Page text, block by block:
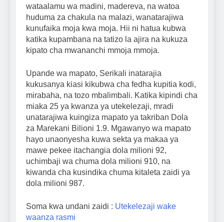
wataalamu wa madini, madereva, na watoa
huduma za chakula na malazi, wanatarajiwa
kunufaika moja kwa moja. Hii ni hatua kubwa
katika kupambana na tatizo la ajira na kukuza
kipato cha mwananchi mmoja mmoja.
Upande wa mapato, Serikali inatarajia
kukusanya kiasi kikubwa cha fedha kupitia kodi,
mirabaha, na tozo mbalimbali. Katika kipindi cha
miaka 25 ya kwanza ya utekelezaji, mradi
unatarajiwa kuingiza mapato ya takriban Dola
za Marekani Bilioni 1.9. Mgawanyo wa mapato
hayo unaonyesha kuwa sekta ya makaa ya
mawe pekee itachangia dola milioni 92,
uchimbaji wa chuma dola milioni 910, na
kiwanda cha kusindika chuma kitaleta zaidi ya
dola milioni 987.
Soma kwa undani zaidi : Utekelezaji wake
waanza rasmi